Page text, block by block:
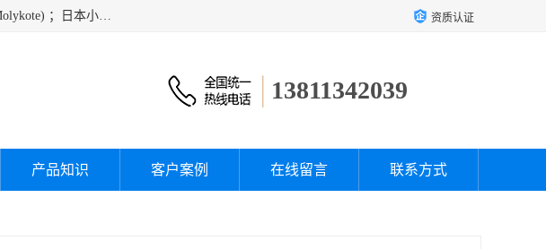
经销美国道康宁（DOW CORNING）硅胶；通用/东芝（GE/Toshiba）3M胶粘剂；乐泰（Loctite)；磨利可（Molykote) ；日本小西（KONISHI）硅胶；施敏打硬,硅胶；信越 产品；关东化成防潮披腹胶 ；三键；索尼；韩国Diabond，等各种电子电机电器进口硅胶产品、硅脂、硅油，经销美国道康宁（DOW CORNING）硅胶等 资质认证
13811342039
产品知识 客户案例 在线留言 联系方式